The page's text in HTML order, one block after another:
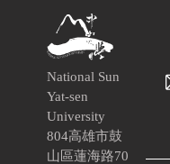
National Sun
Yat-sen
University
804高雄市鼓
山區蓮海路70